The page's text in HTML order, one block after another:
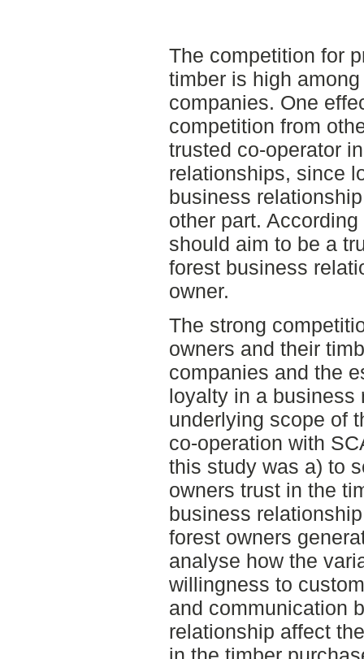
The competition for
timber is high
companies. One
competition from
trusted co-operator
relationships, since
business
other part.
should aim to be a
forest business
owner.
The strong
owners and their
companies and the
loyalty in a business
underlying scope of
co-operation with
this study was a) to
owners trust in the
business
forest owners
analyse how the
willingness to
and communication
relationship affect